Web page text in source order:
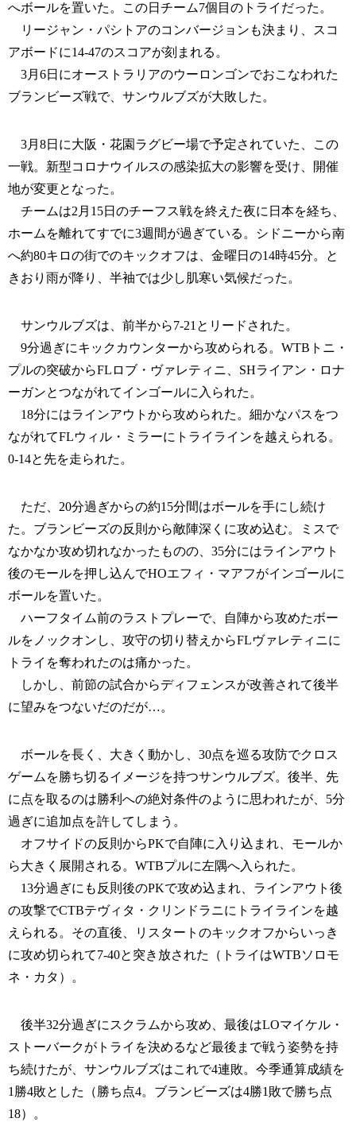
へボールを置いた。この日チーム7個目のトライだった。
リージャン・パシトアのコンバージョンも決まり、スコ
アボードに14-47のスコアが刻まれる。
3月6日にオーストラリアのウーロンゴンでおこなわれた
ブランビーズ戦で、サンウルブズが大敗した。
3月8日に大阪・花園ラグビー場で予定されていた、この
一戦。新型コロナウイルスの感染拡大の影響を受け、開催
地が変更となった。
チームは2月15日のチーフス戦を終えた夜に日本を経ち、
ホームを離れてすでに3週間が過ぎている。シドニーから南
へ約80キロの街でのキックオフは、金曜日の14時45分。と
きおり雨が降り、半袖では少し肌寒い気候だった。
サンウルブズは、前半から7-21とリードされた。
9分過ぎにキックカウンターから攻められる。WTBトニ・
プルの突破からFLロブ・ヴァレティニ、SHライアン・ロナ
ーガンとつながれてインゴールに入られた。
18分にはラインアウトから攻められた。細かなパスをつ
ながれてFLウィル・ミラーにトライラインを越えられる。
0-14と先を走られた。
ただ、20分過ぎからの約15分間はボールを手にし続け
た。ブランビーズの反則から敵陣深くに攻め込む。ミスで
なかなか攻め切れなかったものの、35分にはラインアウト
後のモールを押し込んでHOエフィ・マアフがインゴールに
ボールを置いた。
ハーフタイム前のラストプレーで、自陣から攻めたボー
ルをノックオンし、攻守の切り替えからFLヴァレティニに
トライを奪われたのは痛かった。
しかし、前節の試合からディフェンスが改善されて後半
に望みをつないだのだが…。
ボールを長く、大きく動かし、30点を巡る攻防でクロス
ゲームを勝ち切るイメージを持つサンウルブズ。後半、先
に点を取るのは勝利への絶対条件のように思われたが、5分
過ぎに追加点を許してしまう。
オフサイドの反則からPKで自陣に入り込まれ、モールか
ら大きく展開される。WTBプルに左隅へ入られた。
13分過ぎにも反則後のPKで攻め込まれ、ラインアウト後
の攻撃でCTBテヴィタ・クリンドラニにトライラインを越
えられる。その直後、リスタートのキックオフからいっき
に攻め切られて7-40と突き放された（トライはWTBソロモ
ネ・カタ）。
後半32分過ぎにスクラムから攻め、最後はLOマイケル・
ストーバークがトライを決めるなど最後まで戦う姿勢を持
ち続けたが、サンウルブズはこれで4連敗。今季通算成績を
1勝4敗とした（勝ち点4。ブランビーズは4勝1敗で勝ち点
18）。